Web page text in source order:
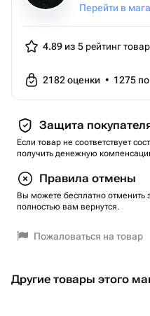
Перейти в
4.89 из 5 рейтинг
2182оценки • 1275
Защита
Если товар не соответствует
получить денежную
Правила отмены
Вы можете бесплатно отменить
полностью вам вернутся.
Пожаловаться на товар
Другие товары этого